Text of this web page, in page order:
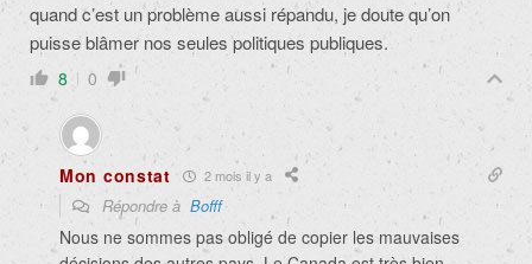
quand c’est un problème aussi répandu, je doute qu’on
puisse blâmer nos seules politiques publiques.
8 0
Mon constat 2 mois il y a
Répondre à Bofff
Nous ne sommes pas obligé de copier les mauvaises